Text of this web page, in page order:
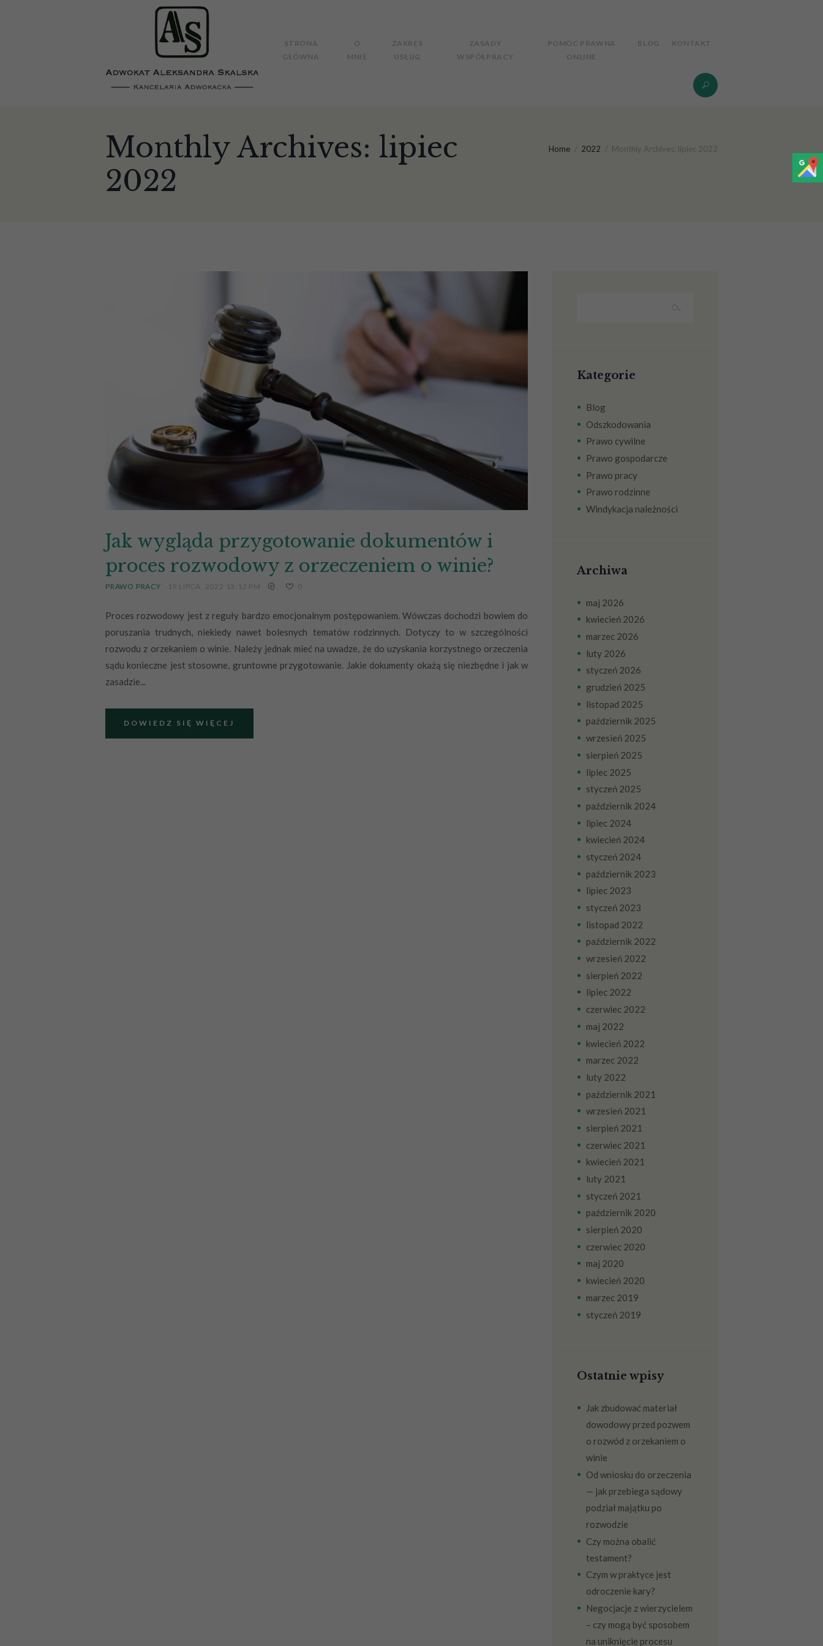
STRONA
GŁÓWNA
O
MNIE
ZAKRES
USŁUG
ZASADY
WSPÓŁPRACY
POMOC PRAWNA
ONLINE
BLOG KONTAKT
Monthly Archives: lipiec
2022
Home 2022 Monthly Archives: lipiec 2022
Jak wygląda przygotowanie dokumentów i
proces rozwodowy z orzeczeniem o winie?
PRAWO PRACY 19 LIPCA, 2022 13:12 PM 0
Proces rozwodowy jest z reguły bardzo emocjonalnym postępowaniem. Wówczas dochodzi bowiem do
poruszania trudnych, niekiedy nawet bolesnych tematów rodzinnych. Dotyczy to w szczególności
rozwodu z orzekaniem o winie. Należy jednak mieć na uwadze, że do uzyskania korzystnego orzeczenia
sądu konieczne jest stosowne, gruntowne przygotowanie. Jakie dokumenty okażą się niezbędne i jak w
zasadzie...
DOWIEDZ SIĘ WIĘCEJ
Kategorie
Blog
Odszkodowania
Prawo cywilne
Prawo gospodarcze
Prawo pracy
Prawo rodzinne
Windykacja należności
Archiwa
maj 2026
kwiecień 2026
marzec 2026
luty 2026
styczeń 2026
grudzień 2025
listopad 2025
październik 2025
wrzesień 2025
sierpień 2025
lipiec 2025
styczeń 2025
październik 2024
lipiec 2024
kwiecień 2024
styczeń 2024
październik 2023
lipiec 2023
styczeń 2023
listopad 2022
październik 2022
wrzesień 2022
sierpień 2022
lipiec 2022
czerwiec 2022
maj 2022
kwiecień 2022
marzec 2022
luty 2022
październik 2021
wrzesień 2021
sierpień 2021
czerwiec 2021
kwiecień 2021
luty 2021
styczeń 2021
październik 2020
sierpień 2020
czerwiec 2020
maj 2020
kwiecień 2020
marzec 2019
styczeń 2019
Ostatnie wpisy
Jak zbudować materiał
dowodowy przed pozwem
o rozwód z orzekaniem o
winie
Od wniosku do orzeczenia
— jak przebiega sądowy
podział majątku po
rozwodzie
Czy można obalić
testament?
Czym w praktyce jest
odroczenie kary?
Negocjacje z wierzycielem
– czy mogą być sposobem
na uniknięcie procesu